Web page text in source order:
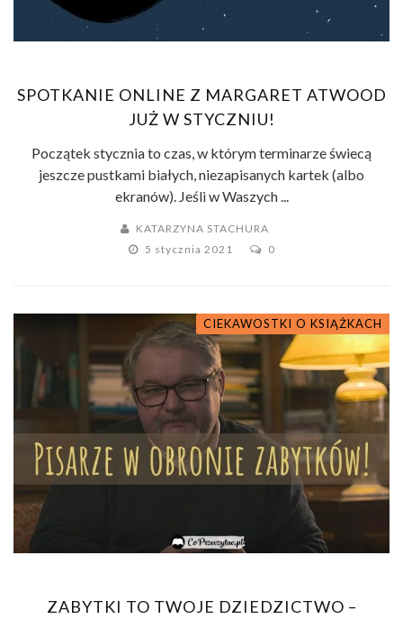
SPOTKANIE ONLINE Z MARGARET ATWOOD
JUŻ W STYCZNIU!
Początek stycznia to czas, w którym terminarze świecą
jeszcze pustkami białych, niezapisanych kartek (albo
ekranów). Jeśli w Waszych ...
KATARZYNA STACHURA
5 stycznia 2021
0
CIEKAWOSTKI O KSIĄŻKACH
ZABYTKI TO TWOJE DZIEDZICTWO –